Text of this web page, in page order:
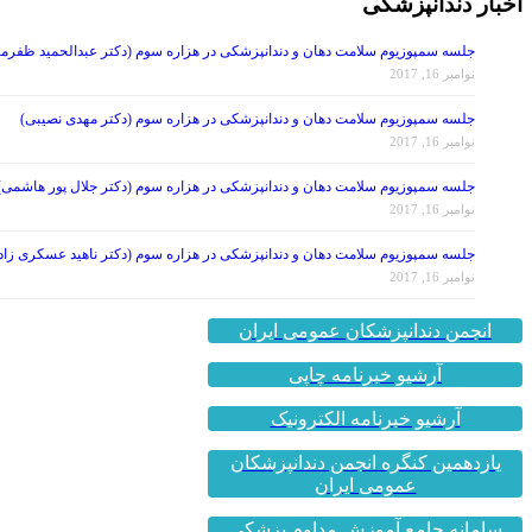
جلسه سمپوزیوم سلامت دهان و دندانپزشکی در هزاره سوم (دکتر عبدالحمید
نوامبر 16, 2017
جلسه سمپوزیوم سلامت دهان و دندانپزشکی در هزاره سوم (دکتر مهدی نصیبی)
نوامبر 16, 2017
جلسه سمپوزیوم سلامت دهان و دندانپزشکی در هزاره سوم (دکتر جلال پور
نوامبر 16, 2017
جلسه سمپوزیوم سلامت دهان و دندانپزشکی در هزاره سوم (دکتر ناهید عسکری
نوامبر 16, 2017
انجمن دندانپزشکان عمومی ایران
آرشیو خبرنامه چاپی
آرشیو خبرنامه الکترونیک
یازدهمین کنگره انجمن دندانپزشکان
عمومی ایران